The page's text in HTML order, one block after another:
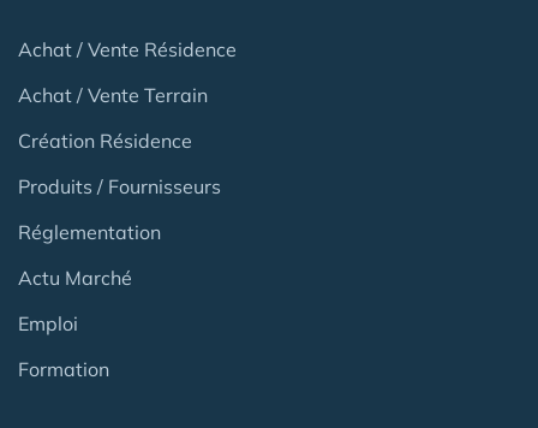
Achat / Vente Résidence
Achat / Vente Terrain
Création Résidence
Produits / Fournisseurs
Réglementation
Actu Marché
Emploi
Formation